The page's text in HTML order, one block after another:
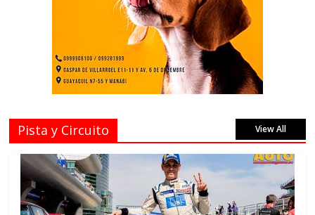
Pista y Circuito View All